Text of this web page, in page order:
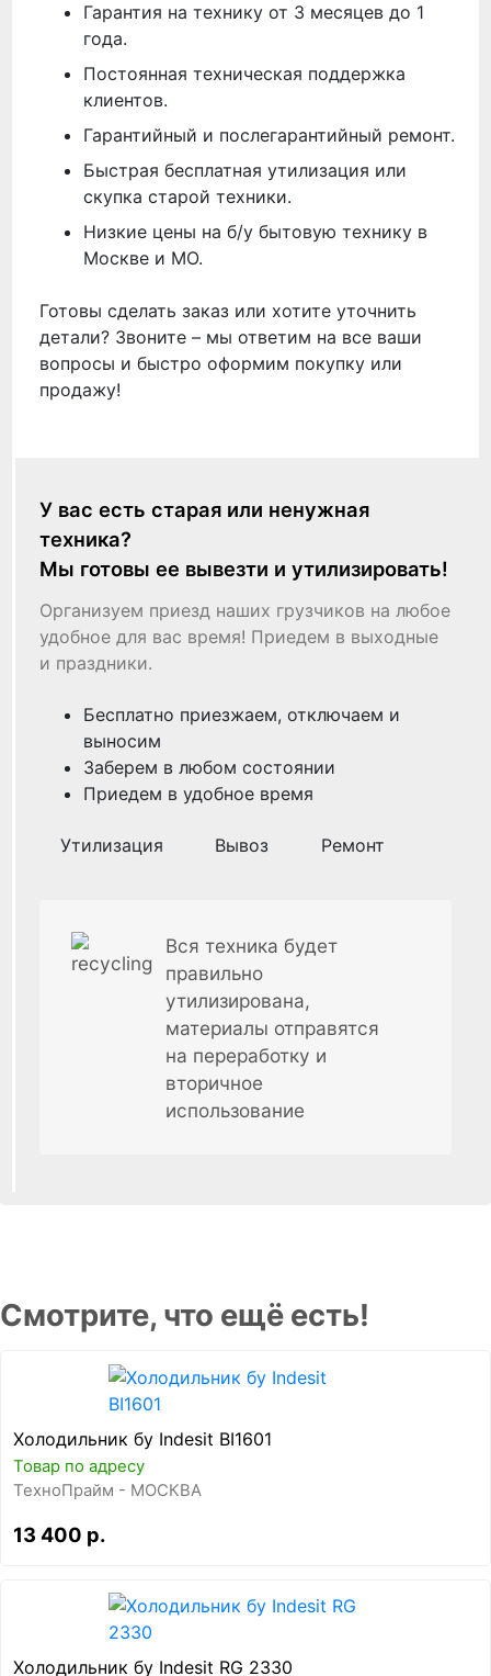
Гарантия на технику от 3 месяцев до 1
года.
Постоянная техническая поддержка
клиентов.
Гарантийный и послегарантийный ремонт.
Быстрая бесплатная утилизация или
скупка старой техники.
Низкие цены на б/у бытовую технику в
Москве и МО.
Готовы сделать заказ или хотите уточнить
детали? Звоните – мы ответим на все ваши
вопросы и быстро оформим покупку или
продажу!
У вас есть старая или ненужная
техника?
Мы готовы ее вывезти и утилизировать!
Организуем приезд наших грузчиков на любое
удобное для вас время! Приедем в выходные
и праздники.
Бесплатно приезжаем, отключаем и
выносим
Заберем в любом состоянии
Приедем в удобное время
Утилизация Вывоз Ремонт
Вся техника будет
правильно
утилизирована,
материалы отправятся
на переработку и
вторичное
использование
Смотрите, что ещё есть!
Холодильник бу Indesit BI1601
Товар по адресу
ТехноПрайм - МОСКВА
13 400 р.
Холодильник бу Indesit RG 2330